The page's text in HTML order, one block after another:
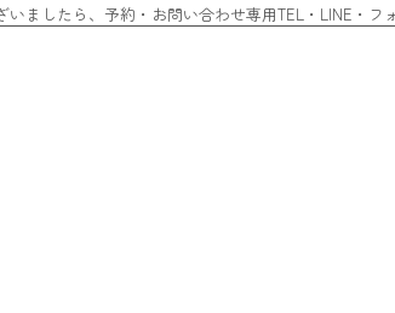
いましたら、予約・お問い合わせ専用TEL・LINE・フ